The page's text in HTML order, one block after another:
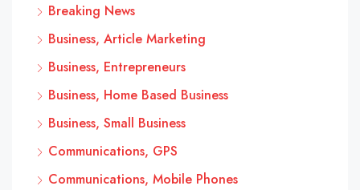
Breaking News
Business, Article Marketing
Business, Entrepreneurs
Business, Home Based Business
Business, Small Business
Communications, GPS
Communications, Mobile Phones